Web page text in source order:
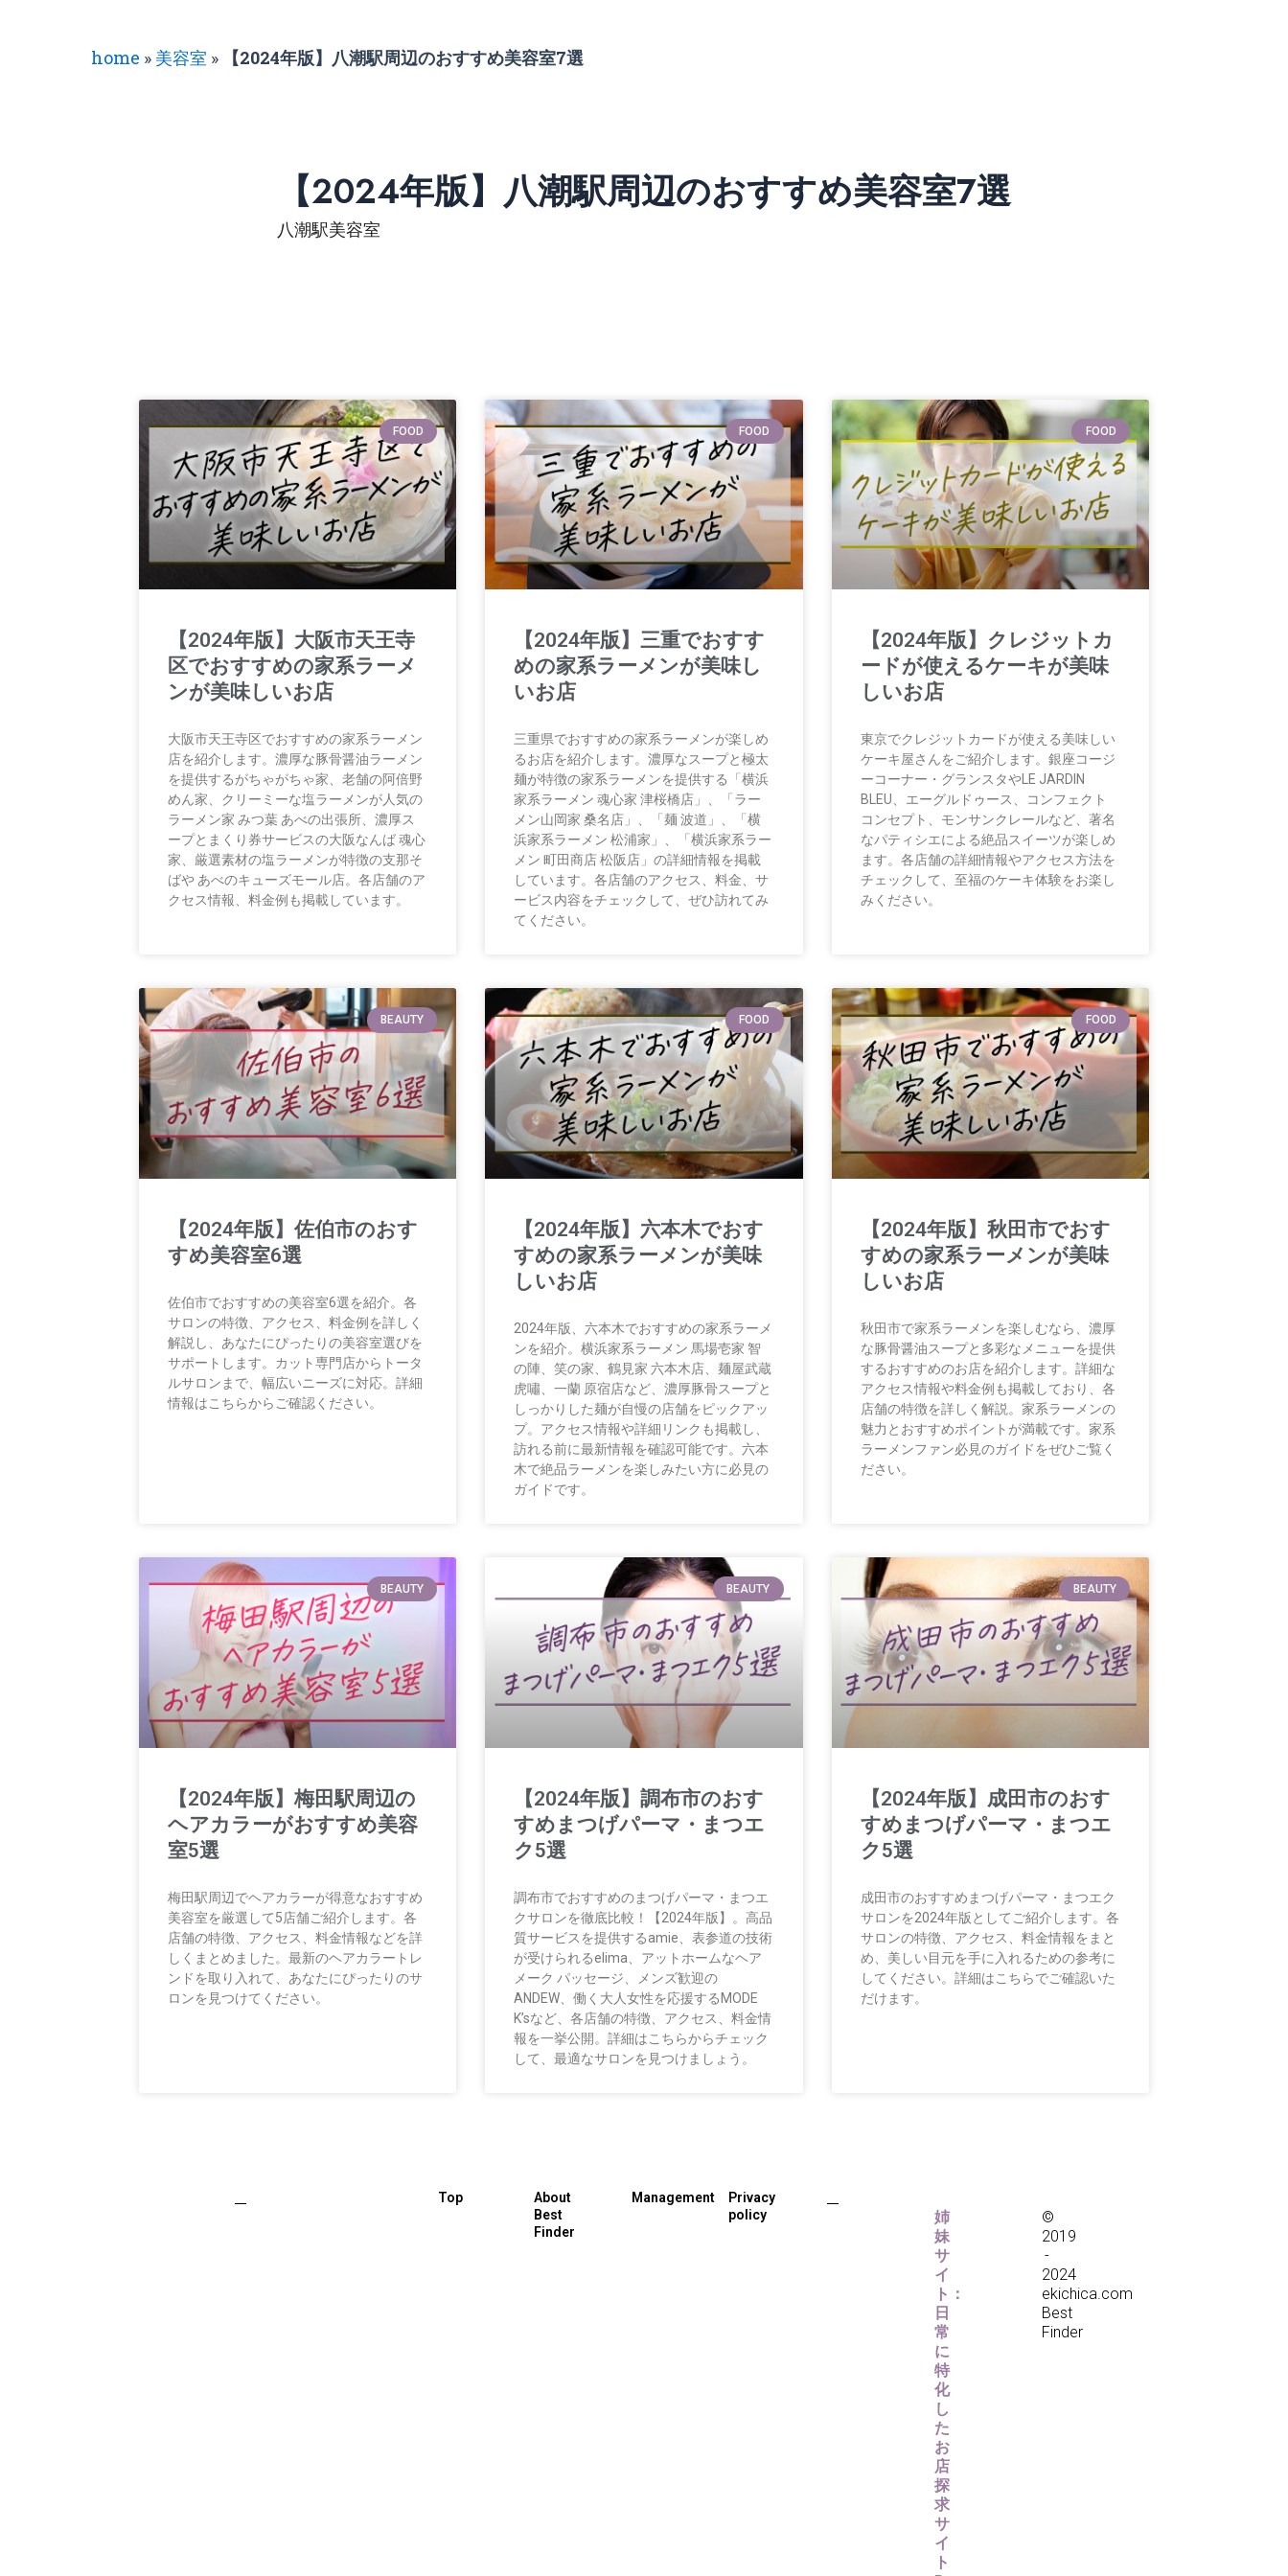
home » 美容室 » 【2024年版】八潮駅周辺のおすすめ美容室7選
【2024年版】八潮駅周辺のおすすめ美容室7選
八潮駅美容室
FOOD
【2024年版】大阪市天王寺
区でおすすめの家系ラーメ
ンが美味しいお店
大阪市天王寺区でおすすめの家系ラーメン
店を紹介します。濃厚な豚骨醤油ラーメン
を提供するがちゃがちゃ家、老舗の阿倍野
めん家、クリーミーな塩ラーメンが人気の
ラーメン家 みつ葉 あべの出張所、濃厚ス
ープとまくり券サービスの大阪なんば 魂心
家、厳選素材の塩ラーメンが特徴の支那そ
ばや あべのキューズモール店。各店舗のア
クセス情報、料金例も掲載しています。
FOOD
【2024年版】三重でおすす
めの家系ラーメンが美味し
いお店
三重県でおすすめの家系ラーメンが楽しめ
るお店を紹介します。濃厚なスープと極太
麺が特徴の家系ラーメンを提供する「横浜
家系ラーメン 魂心家 津桜橋店」、「ラー
メン山岡家 桑名店」、「麺 波道」、「横
浜家系ラーメン 松浦家」、「横浜家系ラー
メン 町田商店 松阪店」の詳細情報を掲載
しています。各店舗のアクセス、料金、サ
ービス内容をチェックして、ぜひ訪れてみ
てください。
FOOD
【2024年版】クレジットカ
ードが使えるケーキが美味
しいお店
東京でクレジットカードが使える美味しい
ケーキ屋さんをご紹介します。銀座コージ
ーコーナー・グランスタやLE JARDIN
BLEU、エーグルドゥース、コンフェクト
コンセプト、モンサンクレールなど、著名
なパティシエによる絶品スイーツが楽しめ
ます。各店舗の詳細情報やアクセス方法を
チェックして、至福のケーキ体験をお楽し
みください。
BEAUTY
【2024年版】佐伯市のおす
すめ美容室6選
佐伯市でおすすめの美容室6選を紹介。各
サロンの特徴、アクセス、料金例を詳しく
解説し、あなたにぴったりの美容室選びを
サポートします。カット専門店からトータ
ルサロンまで、幅広いニーズに対応。詳細
情報はこちらからご確認ください。
FOOD
【2024年版】六本木でおす
すめの家系ラーメンが美味
しいお店
2024年版、六本木でおすすめの家系ラーメ
ンを紹介。横浜家系ラーメン 馬場壱家 智
の陣、笑の家、鶴見家 六本木店、麺屋武蔵
虎嘯、一蘭 原宿店など、濃厚豚骨スープと
しっかりした麺が自慢の店舗をピックアッ
プ。アクセス情報や詳細リンクも掲載し、
訪れる前に最新情報を確認可能です。六本
木で絶品ラーメンを楽しみたい方に必見の
ガイドです。
FOOD
【2024年版】秋田市でおす
すめの家系ラーメンが美味
しいお店
秋田市で家系ラーメンを楽しむなら、濃厚
な豚骨醤油スープと多彩なメニューを提供
するおすすめのお店を紹介します。詳細な
アクセス情報や料金例も掲載しており、各
店舗の特徴を詳しく解説。家系ラーメンの
魅力とおすすめポイントが満載です。家系
ラーメンファン必見のガイドをぜひご覧く
ださい。
BEAUTY
【2024年版】梅田駅周辺の
ヘアカラーがおすすめ美容
室5選
梅田駅周辺でヘアカラーが得意なおすすめ
美容室を厳選して5店舗ご紹介します。各
店舗の特徴、アクセス、料金情報などを詳
しくまとめました。最新のヘアカラートレ
ンドを取り入れて、あなたにぴったりのサ
ロンを見つけてください。
BEAUTY
【2024年版】調布市のおす
すめまつげパーマ・まつエ
ク5選
調布市でおすすめのまつげパーマ・まつエ
クサロンを徹底比較！【2024年版】。高品
質サービスを提供するamie、表参道の技術
が受けられるelima、アットホームなヘア
メーク パッセージ、メンズ歓迎の
ANDEW、働く大人女性を応援するMODE
K’sなど、各店舗の特徴、アクセス、料金情
報を一挙公開。詳細はこちらからチェック
して、最適なサロンを見つけましょう。
BEAUTY
【2024年版】成田市のおす
すめまつげパーマ・まつエ
ク5選
成田市のおすすめまつげパーマ・まつエク
サロンを2024年版としてご紹介します。各
サロンの特徴、アクセス、料金情報をまと
め、美しい目元を手に入れるための参考に
してください。詳細はこちらでご確認いた
だけます。
Top
About
Best
Finder
Management
Privacy
policy
姉
妹
サ
イ
ト：
日
常
に
特
化
し
た
お
店
探
求
サ
イ
ト
©
2019
-
2024
ekichica.com
Best
Finder